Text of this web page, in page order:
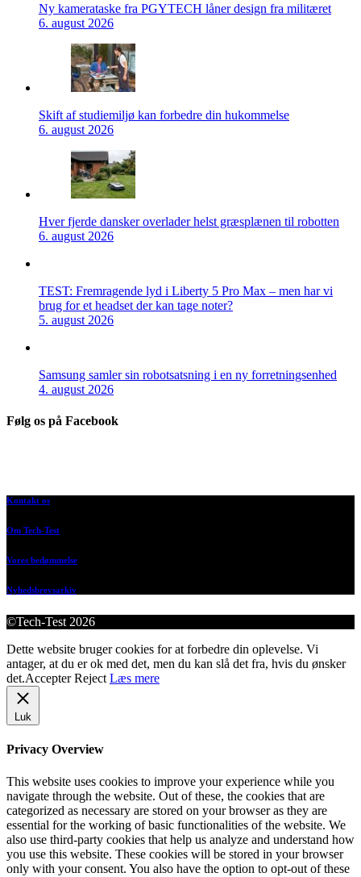
Ny kamerataske fra PGYTECH låner design fra militæret
6. august 2026
Skift af studiemiljø kan forbedre din hukommelse
6. august 2026
Hver fjerde dansker overlader helst græsplænen til robotten
6. august 2026
TEST: Fremragende lyd i Liberty 5 Pro Max – men har vi
brug for et headset der kan tage noter?
5. august 2026
Samsung samler sin robotsatsning i en ny forretningsenhed
4. august 2026
Følg os på Facebook
Kontakt os
Om Tech-Test
Vores bedømmelse
Nyhedsbrevsarkiv
©Tech-Test 2026
Dette website bruger cookies for at forbedre din oplevelse. Vi
antager, at du er ok med det, men du kan slå det fra, hvis du ønsker
det.Accepter Reject Læs mere
Luk
Privacy Overview
This website uses cookies to improve your experience while you
navigate through the website. Out of these, the cookies that are
categorized as necessary are stored on your browser as they are
essential for the working of basic functionalities of the website. We
also use third-party cookies that help us analyze and understand how
you use this website. These cookies will be stored in your browser
only with your consent. You also have the option to opt-out of these